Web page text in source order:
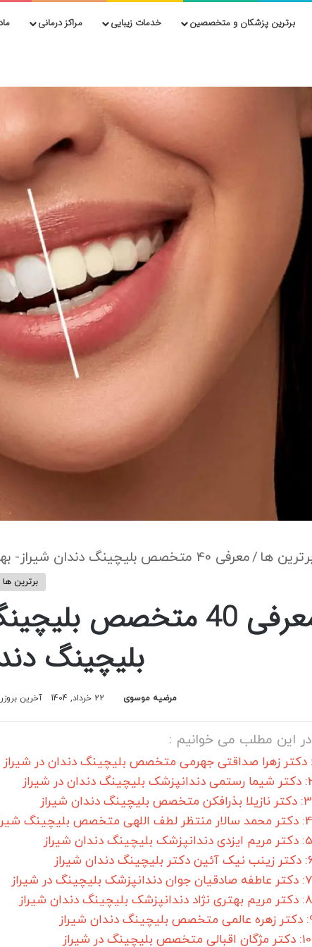
برترین پزشکان و متخصصین خدمات زیبایی مراکز درمانی
ها /معرفی 40 متخصص بلیچینگ دندان شیراز- بهترین متخصص بلیچینگ دندان شیراز کیست؟
برترین ها
معرفی 40 متخصص
بلیچینگ
مرضیه موسوی 22 خرداد, 1404 آخرین بروزرسانی: 12
در این مطلب می خوانیم :